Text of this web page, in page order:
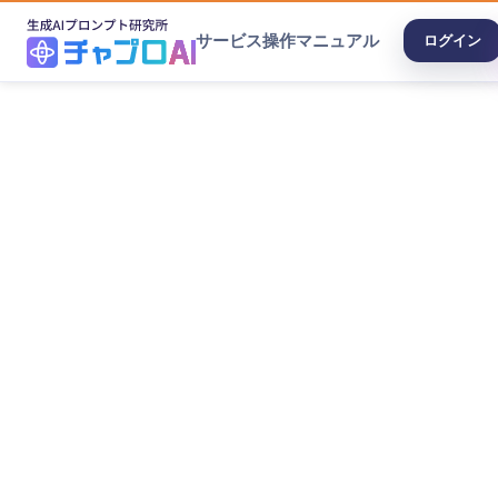
サービス操作マニュアル ログイン